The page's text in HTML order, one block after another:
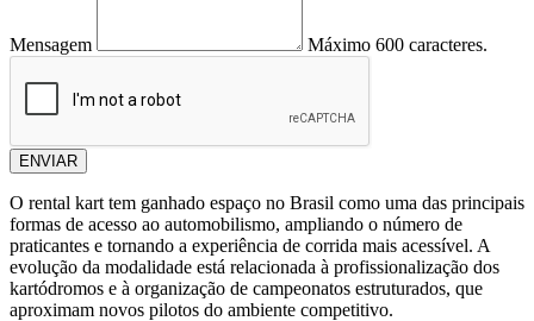
Mensagem Máximo 600 caracteres.
ENVIAR
O rental kart tem ganhado espaço no Brasil como uma das principais
formas de acesso ao automobilismo, ampliando o número de
praticantes e tornando a experiência de corrida mais acessível. A
evolução da modalidade está relacionada à profissionalização dos
kartódromos e à organização de campeonatos estruturados, que
aproximam novos pilotos do ambiente competitivo.